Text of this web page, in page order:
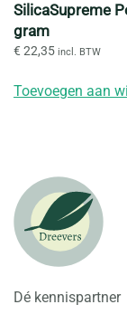
SilicaSupreme
gram
€ 22,35 incl. BTW
Toevoegen aan
Dé kennispartner